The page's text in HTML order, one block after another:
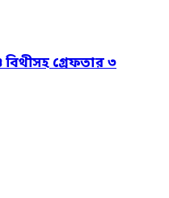
বিথীসহ গ্রেফতার ৩